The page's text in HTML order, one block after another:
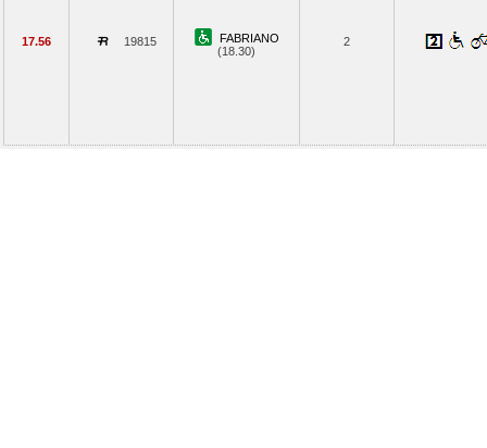
17.56 19815
FABRIANO
(18.30)
2